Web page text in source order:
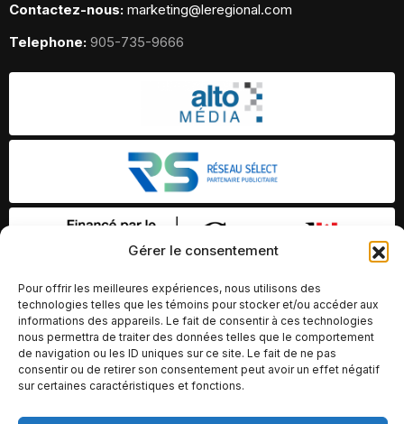
Gérer le consentement
Pour offrir les meilleures expériences, nous utilisons des
technologies telles que les témoins pour stocker et/ou accéder aux
informations des appareils. Le fait de consentir à ces technologies
nous permettra de traiter des données telles que le comportement
de navigation ou les ID uniques sur ce site. Le fait de ne pas
consentir ou de retirer son consentement peut avoir un effet négatif
sur certaines caractéristiques et fonctions.
Contactez-nous: marketing@leregional.com
Telephone: 905-735-9666